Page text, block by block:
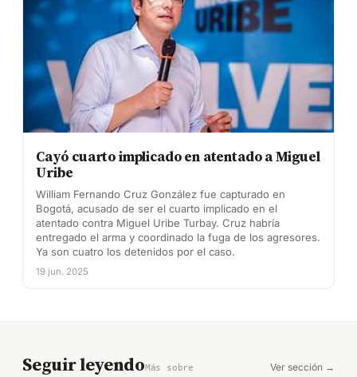
Cayó cuarto implicado en atentado a Miguel
Uribe
William Fernando Cruz González fue capturado en
Bogotá, acusado de ser el cuarto implicado en el
atentado contra Miguel Uribe Turbay. Cruz habría
entregado el arma y coordinado la fuga de los agresores.
Ya son cuatro los detenidos por el caso.
19 jun. 2025
Seguir leyendoMás sobre Ver sección →